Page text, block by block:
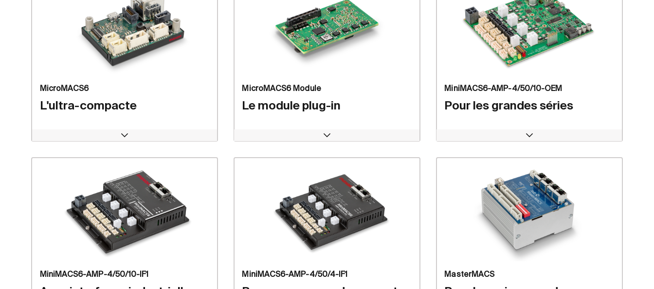
MicroMACS6
L'ultra-compacte
Open
MicroMACS6 Module
Le module plug-in
Open
MiniMACS6-AMP-4/50/10-OEM
Pour les grandes séries
Open
MiniMACS6-AMP-4/50/10-IF1 MiniMACS6-AMP-4/50/4-IF1 MasterMACS